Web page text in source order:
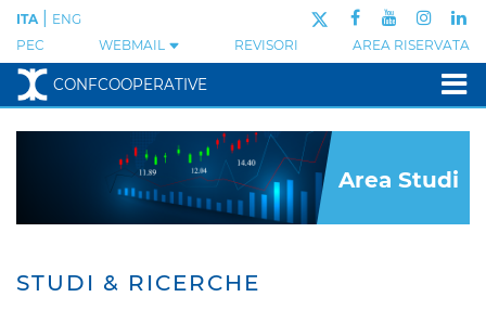
PEC WEBMAIL REVISORI AREA RISERVATA
ITA ENG
CONFCOOPERATIVE
Area Studi
STUDI & RICERCHE